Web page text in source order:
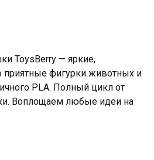
ToysBerry — яркие,
приятные фигурки животных и
PLA. Полный цикл от
Воплощаем любые идеи на